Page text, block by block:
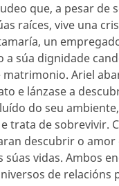
que, a pesar de
raíces, vive una
un
a súa dignidade
Ariel
e lánzase a
do seu
trata de sobrevivir.
descubrir o amor
súas vidas. Ambos
de relacións